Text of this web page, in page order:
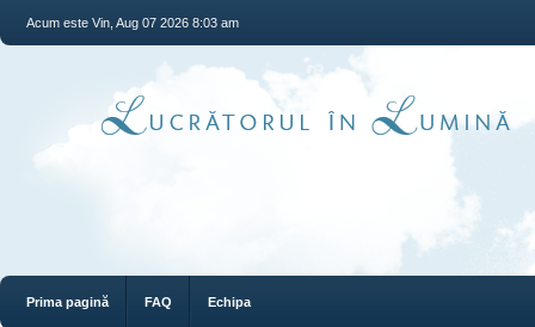
Acum este Vin, Aug 07 2026 8:03 am
Prima pagină FAQ Echipa